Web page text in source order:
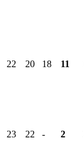
22 20 18 11
23 22 - 2